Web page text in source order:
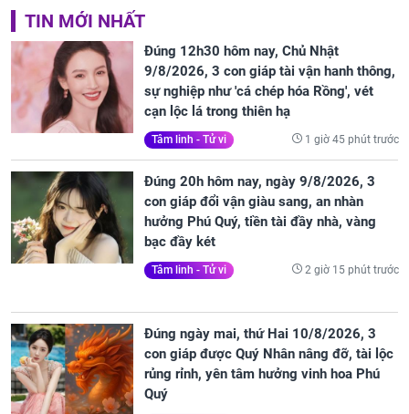
TIN MỚI NHẤT
Đúng 12h30 hôm nay, Chủ Nhật
9/8/2026, 3 con giáp tài vận hanh thông,
sự nghiệp như 'cá chép hóa Rồng', vét
cạn lộc lá trong thiên hạ
Tâm linh - Tử vi 1 giờ 45 phút trước
Đúng 20h hôm nay, ngày 9/8/2026, 3
con giáp đổi vận giàu sang, an nhàn
hưởng Phú Quý, tiền tài đầy nhà, vàng
bạc đầy két
Tâm linh - Tử vi 2 giờ 15 phút trước
Đúng ngày mai, thứ Hai 10/8/2026, 3
con giáp được Quý Nhân nâng đỡ, tài lộc
rủng rỉnh, yên tâm hưởng vinh hoa Phú
Quý